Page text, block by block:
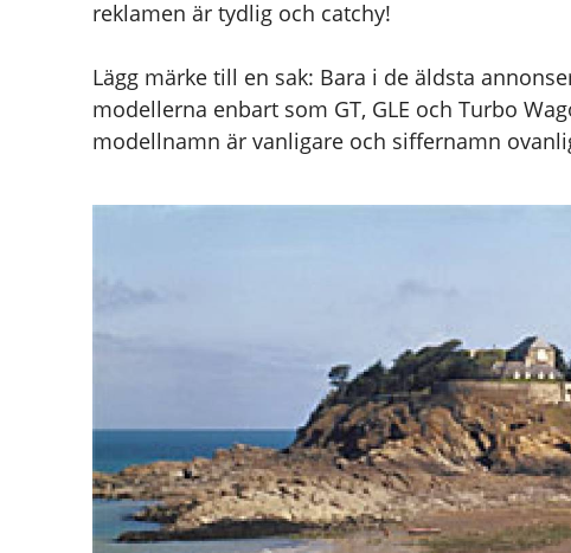
reklamen är tydlig och catchy!
Lägg märke till en sak: Bara i de äldsta
modellerna enbart som GT, GLE och Turbo
modellnamn är vanligare och siffernamn